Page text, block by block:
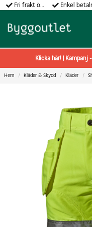
Fri frakt över 499:- Enkel betalning
Klicka här! | Kampanj
Hem Kläder & Skydd Kläder